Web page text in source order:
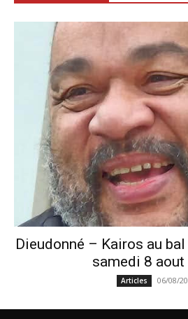
Dieudonné – Kairos au
samedi 8 aout
Articles 06/08/